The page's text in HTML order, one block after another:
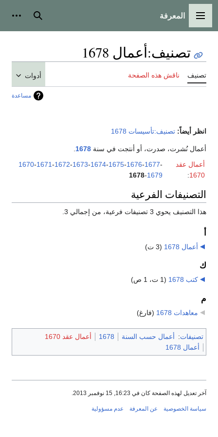
القائمة الرئيسية
المعرفة بحث
تصنيف:أعمال 1678
تصنيف ناقش هذه الصفحة أدوات
مساعدة
انظر أيضاً: تصنيف:تأسيسات 1678
أعمال نُشرت، صدرت، أو أنتجت في سنة 1678
أعمال عقد
1670
:
1670-1671-1672-1673-1674-1675-1676-1677-
1678-1679
التصنيفات الفرعية
هذا التصنيف يحوي 3 تصنيفات فرعية، من إجمالي 3.
أعمال 1678 (3 ت)
ك
كتب 1678 (1 ت، 1 ص)
م
معاهدات 1678 (فارغ)
تصنيفات: أعمال حسب السنة 1678
أعمال عقد 1670
أعمال 1678
آخر تعديل لهذه الصفحة كان في 16:23, 15 نوفمبر 2013.
سياسة الخصوصية عن المعرفة عدم مسؤولية